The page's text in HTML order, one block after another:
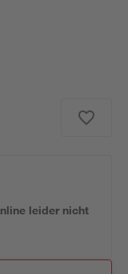
leider nicht